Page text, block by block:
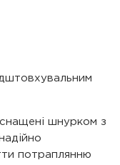
шнурком з
потраплянню